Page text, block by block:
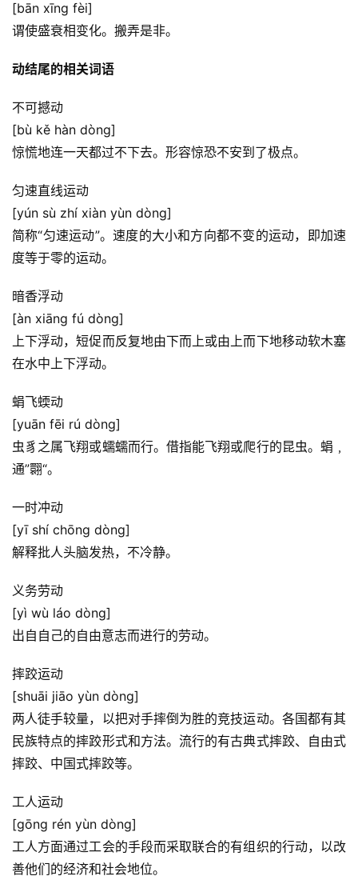
页
好
词
[bān xīng fèi]
谓使盛衰相变化。搬弄是非。
动结尾的相关词语
不可撼动
[bù kě hàn dòng]
惊慌地连一天都过不下去。形容惊恐不安到了极点。
匀速直线运动
[yún sù zhí xiàn yùn dòng]
简称“匀速运动”。速度的大小和方向都不变的运动，即加速
度等于零的运动。
暗香浮动
[àn xiāng fú dòng]
上下浮动，短促而反复地由下而上或由上而下地移动软木塞
在水中上下浮动。
蜎飞蝡动
[yuān fēi rú dòng]
虫豸之属飞翔或蠕蠕而行。借指能飞翔或爬行的昆虫。蜎﹐
通”翾“。
一时冲动
[yī shí chōng dòng]
解释批人头脑发热，不冷静。
义务劳动
[yì wù láo dòng]
出自自己的自由意志而进行的劳动。
摔跤运动
[shuāi jiāo yùn dòng]
两人徒手较量，以把对手摔倒为胜的竞技运动。各国都有其
民族特点的摔跤形式和方法。流行的有古典式摔跤、自由式
摔跤、中国式摔跤等。
工人运动
[gōng rén yùn dòng]
工人方面通过工会的手段而采取联合的有组织的行动，以改
善他们的经济和社会地位。